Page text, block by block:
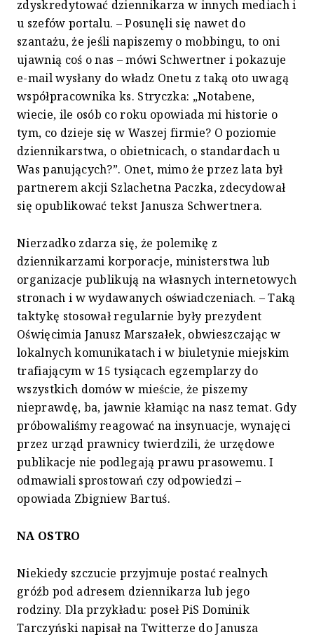
zdyskredytować dziennikarza w innych mediach i
u szefów portalu. – Posunęli się nawet do
szantażu, że jeśli napiszemy o mobbingu, to oni
ujawnią coś o nas – mówi Schwertner i pokazuje
e-mail wysłany do władz Onetu z taką oto uwagą
współpracownika ks. Stryczka: „Notabene,
wiecie, ile osób co roku opowiada mi historie o
tym, co dzieje się w Waszej firmie? O poziomie
dziennikarstwa, o obietnicach, o standardach u
Was panujących?”. Onet, mimo że przez lata był
partnerem akcji Szlachetna Paczka, zdecydował
się opublikować tekst Janusza Schwertnera.
Nierzadko zdarza się, że polemikę z
dziennikarzami korporacje, ministerstwa lub
organizacje publikują na własnych internetowych
stronach i w wydawanych oświadczeniach. – Taką
taktykę stosował regularnie były prezydent
Oświęcimia Janusz Marszałek, obwieszczając w
lokalnych komunikatach i w biuletynie miejskim
trafiającym w 15 tysiącach egzemplarzy do
wszystkich domów w mieście, że piszemy
nieprawdę, ba, jawnie kłamiąc na nasz temat. Gdy
próbowaliśmy reagować na insynuacje, wynajęci
przez urząd prawnicy twierdzili, że urzędowe
publikacje nie podlegają prawu prasowemu. I
odmawiali sprostowań czy odpowiedzi –
opowiada Zbigniew Bartuś.
NA OSTRO
Niekiedy szczucie przyjmuje postać realnych
gróźb pod adresem dziennikarza lub jego
rodziny. Dla przykładu: poseł PiS Dominik
Tarczyński napisał na Twitterze do Janusza